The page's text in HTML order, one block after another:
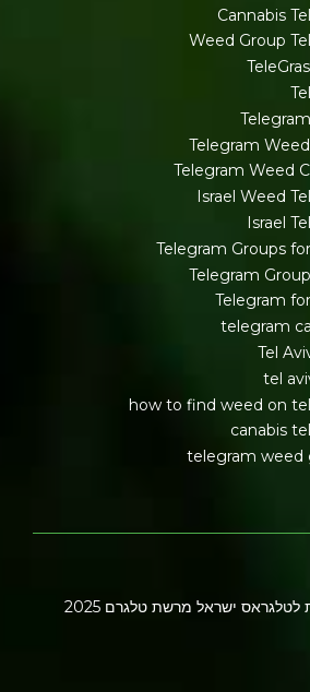
Cannabis
Weed Group
Telegram
Telegram Weed
Israel Weed
Israel
Telegram Groups
Telegram
Telegram
telegram
Tel
tel
how to find weed on
canabis
telegram weed
לטלגראס ישראל מרשת טלגרם 2025